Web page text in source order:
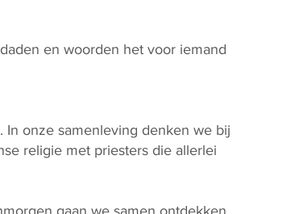
en woorden het voor iemand
onze samenleving denken we bij
religie met priesters die allerlei
gaan we samen ontdekken